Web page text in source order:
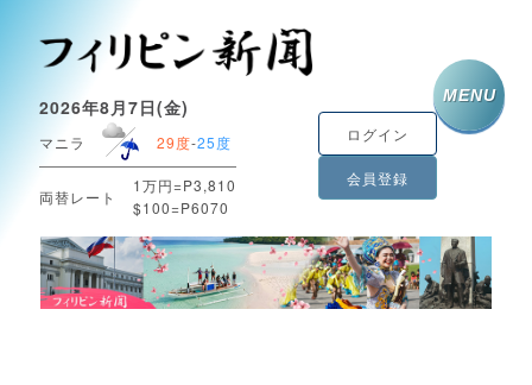
2026年8月7日(金)
マニラ 29度-25度
両替レート
1万円=P3,810
$100=P6070
ログイン
会員登録
MENU